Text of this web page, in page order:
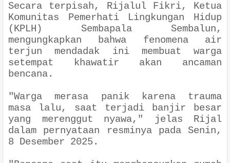
Secara terpisah, Rijalul Fikri, Ketua
Komunitas Pemerhati Lingkungan Hidup
(KPLH) Sembapala Sembalun,
mengungkapkan bahwa fenomena air
terjun mendadak ini membuat warga
setempat khawatir akan ancaman
bencana.
"Warga merasa panik karena trauma
masa lalu, saat terjadi banjir besar
yang merenggut nyawa," jelas Rijal
dalam pernyataan resminya pada Senin,
8 Desember 2025.